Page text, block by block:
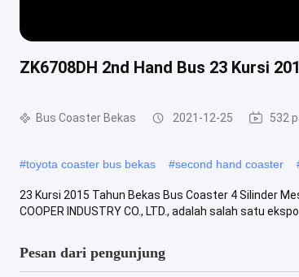
ZK6708DH 2nd Hand Bus 23 Kursi
Bus Coaster Bekas 2021-12-25 532
#toyota coaster bus bekas #second hand coaster
23 Kursi 2015 Tahun Bekas Bus Coaster 4 Silinder
COOPER INDUSTRY CO., LTD., adalah salah satu
Pesan dari pengunjung